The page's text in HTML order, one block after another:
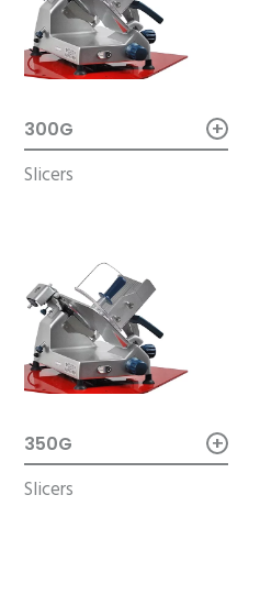
300G +
Slicers
350G +
Slicers